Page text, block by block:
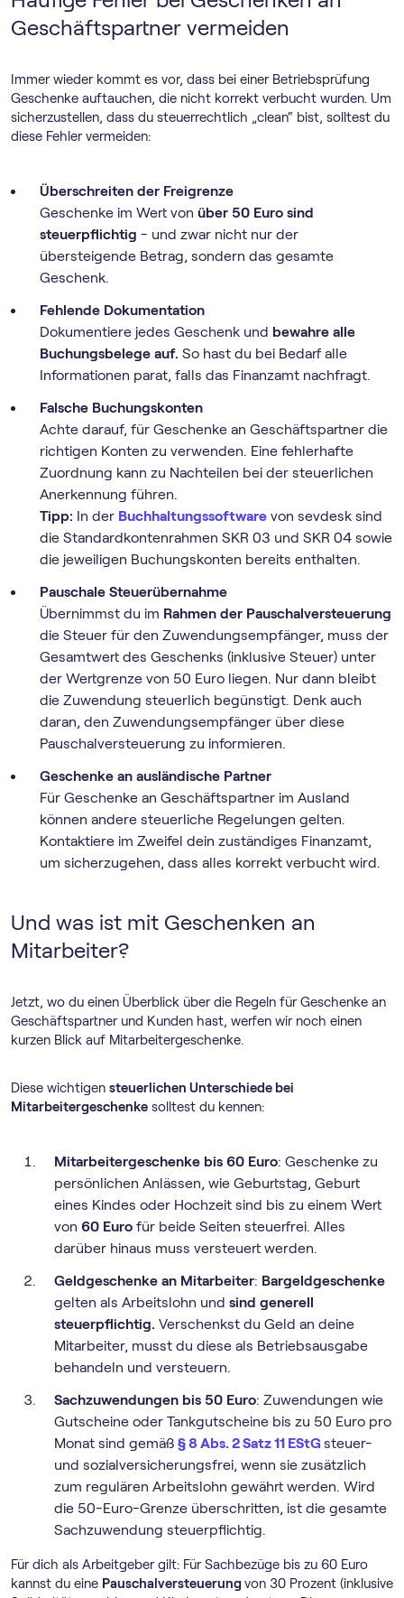
Geschäftspartner vermeiden
Immer wieder kommt es vor, dass bei einer Betriebsprüfung
Geschenke auftauchen, die nicht korrekt verbucht wurden. Um
sicherzustellen, dass du steuerrechtlich „clean“ bist, solltest du
diese Fehler vermeiden:
Überschreiten der Freigrenze
Geschenke im Wert von über 50 Euro sind
steuerpflichtig - und zwar nicht nur der
übersteigende Betrag, sondern das gesamte
Geschenk.
Fehlende Dokumentation
Dokumentiere jedes Geschenk und bewahre alle
Buchungsbelege auf. So hast du bei Bedarf alle
Informationen parat, falls das Finanzamt nachfragt.
Falsche Buchungskonten
Achte darauf, für Geschenke an Geschäftspartner die
richtigen Konten zu verwenden. Eine fehlerhafte
Zuordnung kann zu Nachteilen bei der steuerlichen
Anerkennung führen.
Tipp: In der Buch­haltungs­software von sevdesk sind
die Standardkontenrahmen SKR 03 und SKR 04 sowie
die jeweiligen Buchungskonten bereits enthalten.
Pauschale Steuerübernahme
Übernimmst du im Rahmen der Pauschalversteuerung
die Steuer für den Zuwendungsempfänger, muss der
Gesamtwert des Geschenks (inklusive Steuer) unter
der Wertgrenze von 50 Euro liegen. Nur dann bleibt
die Zuwendung steuerlich begünstigt. Denk auch
daran, den Zuwendungsempfänger über diese
Pauschalversteuerung zu informieren.
Geschenke an ausländische Partner
Für Geschenke an Geschäftspartner im Ausland
können andere steuerliche Regelungen gelten.
Kontaktiere im Zweifel dein zuständiges Finanzamt,
um sicherzugehen, dass alles korrekt verbucht wird.
Und was ist mit Geschenken an
Mitarbeiter?
Jetzt, wo du einen Überblick über die Regeln für Geschenke an
Geschäftspartner und Kunden hast, werfen wir noch einen
kurzen Blick auf Mitarbeitergeschenke.
Diese wichtigen steuerlichen Unterschiede bei
Mitarbeitergeschenke solltest du kennen:
Mitarbeitergeschenke bis 60 Euro: Geschenke zu
persönlichen Anlässen, wie Geburtstag, Geburt
eines Kindes oder Hochzeit sind bis zu einem Wert
von 60 Euro für beide Seiten steuerfrei. Alles
darüber hinaus muss versteuert werden.
Geldgeschenke an Mitarbeiter: Bargeldgeschenke
gelten als Arbeitslohn und sind generell
steuerpflichtig. Verschenkst du Geld an deine
Mitarbeiter, musst du diese als Betriebsausgabe
behandeln und versteuern.
Sachzuwendungen bis 50 Euro: Zuwendungen wie
Gutscheine oder Tankgutscheine bis zu 50 Euro pro
Monat sind gemäß § 8 Abs. 2 Satz 11 EStGsteuer-
und sozialversicherungsfrei, wenn sie zusätzlich
zum regulären Arbeitslohn gewährt werden. Wird
die 50-Euro-Grenze überschritten, ist die gesamte
Sachzuwendung steuerpflichtig.
Für dich als Arbeitgeber gilt: Für Sachbezüge bis zu 60 Euro
kannst du eine Pauschalversteuerungvon 30 Prozent (inklusive